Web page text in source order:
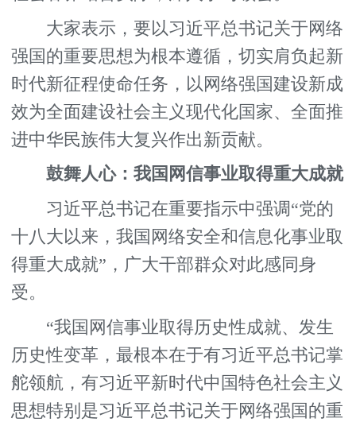
大家表示，要以习近平总书记关于网络
强国的重要思想为根本遵循，切实肩负起新
时代新征程使命任务，以网络强国建设新成
效为全面建设社会主义现代化国家、全面推
进中华民族伟大复兴作出新贡献。
鼓舞人心：我国网信事业取得重大成就
习近平总书记在重要指示中强调“党的
十八大以来，我国网络安全和信息化事业取
得重大成就”，广大干部群众对此感同身
受。
“我国网信事业取得历史性成就、发生
历史性变革，最根本在于有习近平总书记掌
舵领航，有习近平新时代中国特色社会主义
思想特别是习近平总书记关于网络强国的重